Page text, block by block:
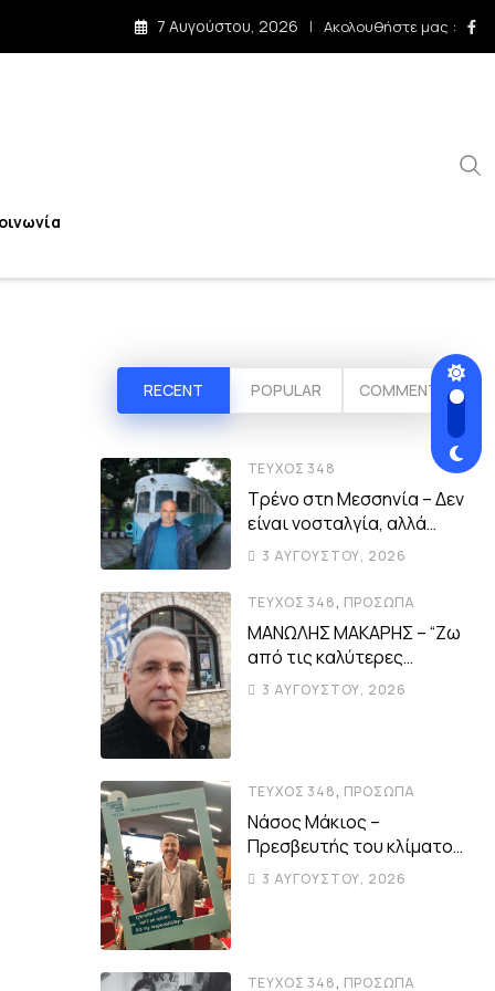
7 Αυγούστου, 2026 Ακολουθήστε μας :
RECENT POPULAR COMMENT
ΤΕΎΧΟΣ 348
Τρένο στη Μεσσηνία – Δεν
είναι νοσταλγία, αλλά
ρεαλιστική ανάγκη
3 ΑΥΓΟΎΣΤΟΥ, 2026
ΤΕΎΧΟΣ 348, ΠΡΌΣΩΠΑ
ΜΑΝΩΛΗΣ ΜΑΚΑΡΗΣ – “Ζω
από τις καλύτερες
περιόδους της
3 ΑΥΓΟΎΣΤΟΥ, 2026
ΤΕΎΧΟΣ 348, ΠΡΌΣΩΠΑ
Νάσος Μάκιος –
Πρεσβευτής του κλίματος
για ένα βιώσιμο μέλλον
3 ΑΥΓΟΎΣΤΟΥ, 2026
ΤΕΎΧΟΣ 348, ΠΡΌΣΩΠΑ